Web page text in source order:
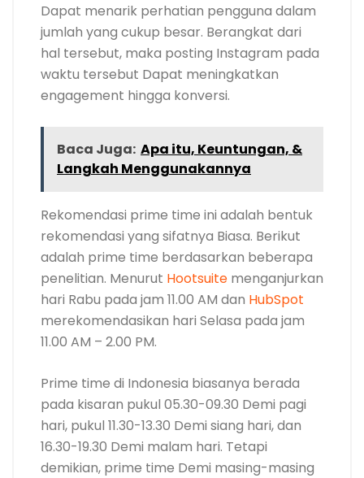
Dapat menarik perhatian pengguna dalam
jumlah yang cukup besar. Berangkat dari
hal tersebut, maka posting Instagram pada
waktu tersebut Dapat meningkatkan
engagement hingga konversi.
Baca Juga: Apa itu, Keuntungan, &
Langkah Menggunakannya
Rekomendasi prime time ini adalah bentuk
rekomendasi yang sifatnya Biasa. Berikut
adalah prime time berdasarkan beberapa
penelitian. Menurut Hootsuite menganjurkan
hari Rabu pada jam 11.00 AM dan HubSpot
merekomendasikan hari Selasa pada jam
11.00 AM – 2.00 PM.
Prime time di Indonesia biasanya berada
pada kisaran pukul 05.30-09.30 Demi pagi
hari, pukul 11.30-13.30 Demi siang hari, dan
16.30-19.30 Demi malam hari. Tetapi
demikian, prime time Demi masing-masing